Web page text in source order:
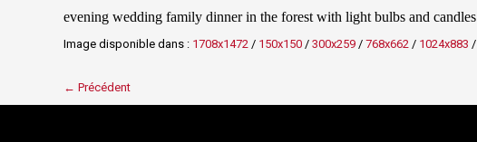
evening wedding family dinner in the forest with light bulbs and candles
Image disponible dans : 1708x1472/ 150x150/ 300x259/ 768x662/ 1024x883 /
← Précédent